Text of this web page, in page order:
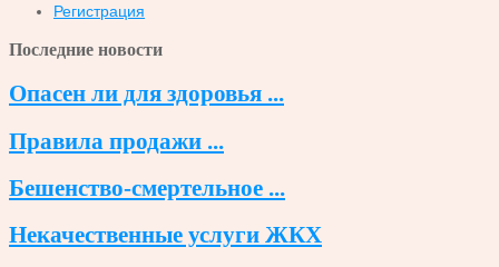
Регистрация
Последние новости
Опасен ли для здоровья ...
Правила продажи ...
Бешенство-смертельное ...
Некачественные услуги ЖКХ